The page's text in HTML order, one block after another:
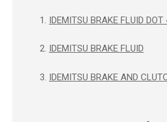
IDEMITSU BRAKE FLUID DOT
IDEMITSU BRAKE FLUID
IDEMITSU BRAKE AND